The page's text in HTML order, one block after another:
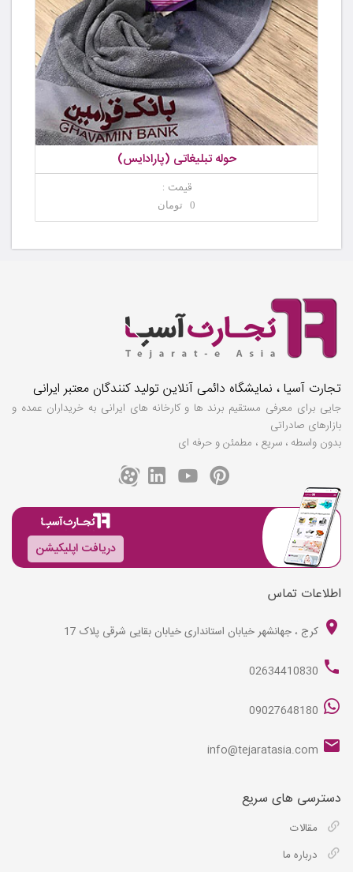
حوله تبلیغاتی (پارادایس)
قیمت :
0 تومان
تجارت آسیا ، نمایشگاه دائمی آنلاین تولید کنندگان معتبر ایرانی
جایی برای معرفی مستقیم برند ها و کارخانه های ایرانی به خریداران عمده و
بازارهای صادراتی
بدون واسطه ، سریع ، مطمئن و حرفه ای
دریافت اپلیکیشن
اطلاعات تماس
کرج ، جهانشهر خیابان استانداری خیابان بقایی شرقی پلاک 17
02634410830
09027648180
info@tejaratasia.com
دسترسی های سریع
مقالات
درباره ما